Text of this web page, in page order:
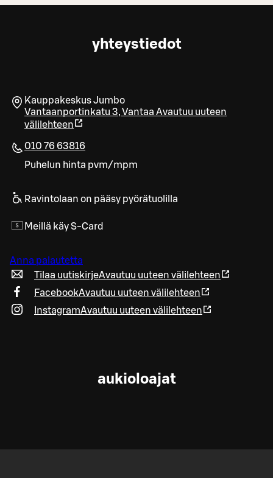
yhteystiedot
Kauppakeskus Jumbo
Vantaanportinkatu 3,Vantaa Avautuu uuteen
välilehteen
010 76 63816
Puhelun hinta pvm/mpm
Ravintolaan on pääsy pyörätuolilla
Meillä käy S-Card
Anna palautetta
Tilaa uutiskirjeAvautuu uuteen välilehteen
FacebookAvautuu uuteen välilehteen
InstagramAvautuu uuteen välilehteen
aukioloajat